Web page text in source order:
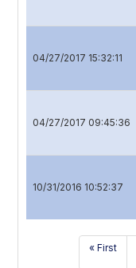
04/27/2017 15:32:11
04/27/2017 09:45:36
10/31/2016 10:52:37
« First